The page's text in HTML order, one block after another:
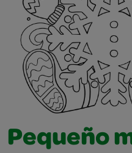
Pequeño